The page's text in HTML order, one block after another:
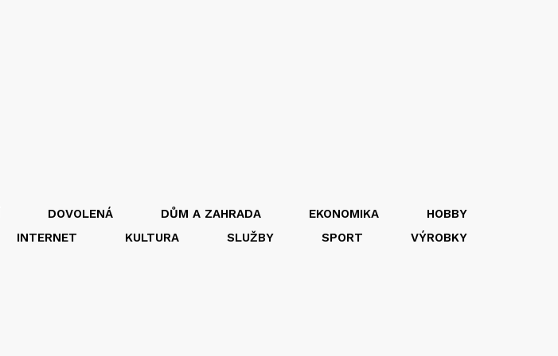
DOVOLENÁ DŮM A ZAHRADA EKONOMIKA
HOBBY
INTERNET
KULTURA SLUŽBY SPORT VÝROBKY